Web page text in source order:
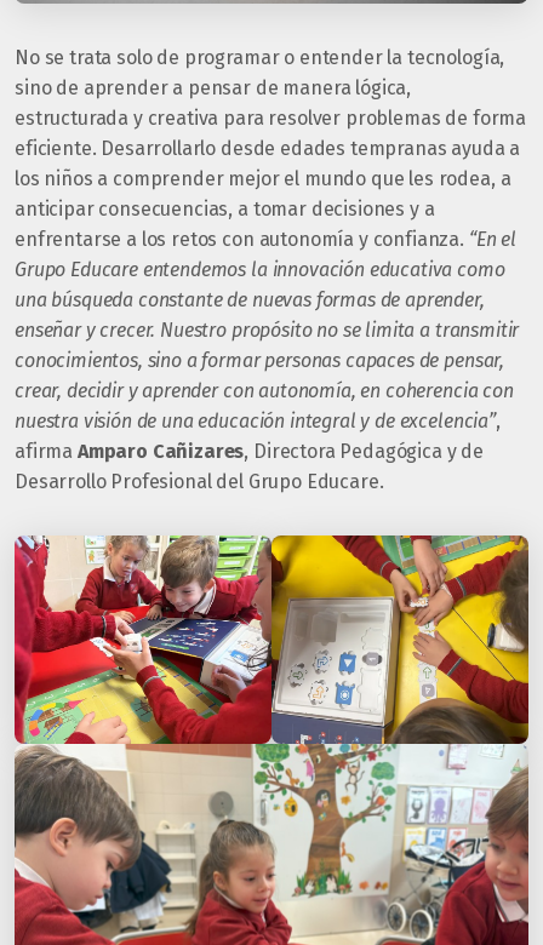
No se trata solo de programar o entender la tecnología,
sino de aprender a pensar de manera lógica,
estructurada y creativa para resolver problemas de forma
eficiente. Desarrollarlo desde edades tempranas ayuda a
los niños a comprender mejor el mundo que les rodea, a
anticipar consecuencias, a tomar decisiones y a
enfrentarse a los retos con autonomía y confianza. “En el
Grupo Educare entendemos la innovación educativa como
una búsqueda constante de nuevas formas de aprender,
enseñar y crecer. Nuestro propósito no se limita a transmitir
conocimientos, sino a formar personas capaces de pensar,
crear, decidir y aprender con autonomía, en coherencia con
nuestra visión de una educación integral y de excelencia”,
afirma Amparo Cañizares, Directora Pedagógica y de
Desarrollo Profesional del Grupo Educare.